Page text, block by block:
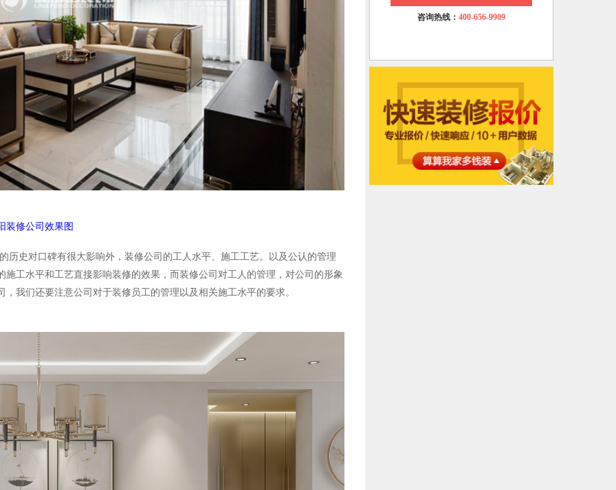
装修公司效果图
历史对口碑有很大影响外，装修公司的工人水平、施工工艺。以及公认的管理
工水平和工艺直接影响装修的效果，而装修公司对工人的管理，对公司的形象
我们还要注意公司对于装修员工的管理以及相关施工水平的要求。
咨询热线： 400-656-9909